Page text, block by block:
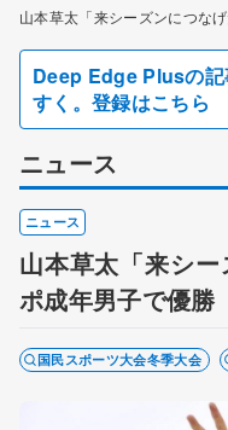
山本草太「来シーズンにつな
Deep Edge Plusの
すく。登録はこちら
ニュース
ニュース
山本草太「来シ
ポ成年男子で優勝
国民スポーツ大会冬季大会